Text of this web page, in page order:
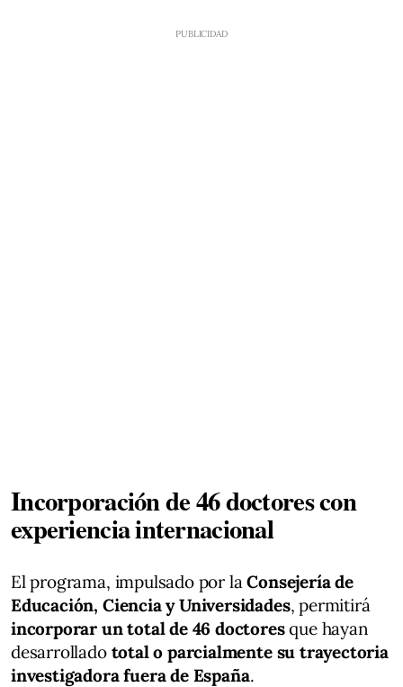
Incorporación de 46 doctores con
experiencia internacional
El programa, impulsado por laConsejería de
Educación, Ciencia y Universidades, permitirá
incorporar un total de 46 doctoresque hayan
desarrollado total o parcialmente su trayectoria
investigadora fuera de España.